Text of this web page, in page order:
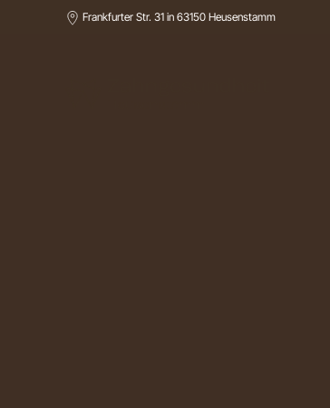
Frankfurter Str. 31 in 63150 Heusenstamm